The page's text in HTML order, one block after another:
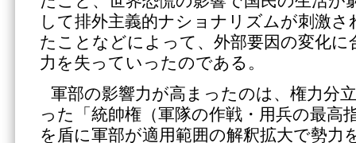
して排外主義的ナショナリズムが刺激
たことなどによって、外部要因の変化に
力を失っていったのである。
軍部の影響力が高まったのは、権力分
った「統帥権（軍隊の作戦・用兵の最高
を盾に軍部が適用範囲の解釈拡大で勢力